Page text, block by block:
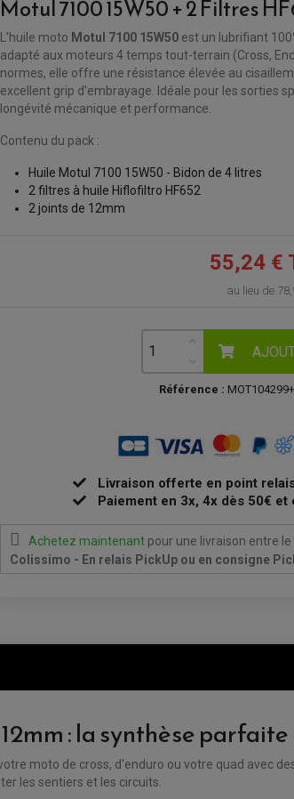
Motul 7100 15W50 + 2 Filtres
L’huile moto Motul 7100 15W50 est un lubrifiant
adapté aux moteurs 4 temps tout-terrain (Cross,
normes, elle offre une résistance élevée au
excellent grip d'embrayage. Idéale pour les sorties
longévité mécanique et performance.
Contenu du pack :
Huile Motul 7100 15W50 - Bidon de 4 litres
2 filtres à huile Hiflofiltro HF652
2 joints de 12mm
55,24 €
au lieu de
Référence :
Livraison offerte en point
Paiement en 3x, 4x dès 50€ et
Achetez maintenant pour une livraison entre le
Colissimo - En relais PickUp ou en consigne
: la synthèse
moto de cross, d'enduro ou votre quad avec
les sentiers et les circuits.